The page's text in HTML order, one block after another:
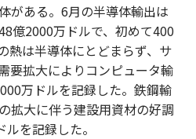
がある。6月の半導体輸出は
億2000万ドルで、初めて400
熱は半導体にとどまらず、サ
要拡大によりコンピュータ輸
万ドルを記録した。鉄鋼輸
拡大に伴う建設用資材の好調
を記録した。